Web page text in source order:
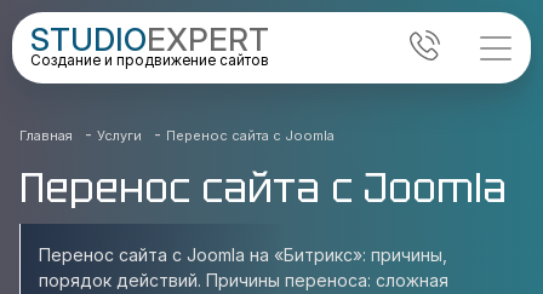
STUDIOEXPERT
Создание и продвижение сайтов
Главная - Услуги - Перенос сайта с Joomla
Перенос сайта с Joomla
Перенос сайта с Joomla на «Битрикс»: причины,
порядок действий. Причины переноса: сложная